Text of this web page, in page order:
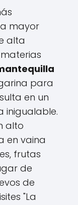
mayor
alta
para
en un
inigualable.
alto
en vaina
frutas
de
de
"La